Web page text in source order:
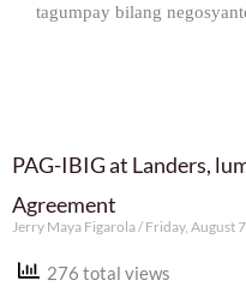
tagumpay bilang
PAG-IBIG at Landers,
Agreement
Jerry Maya Figarola Friday, August
276 total views